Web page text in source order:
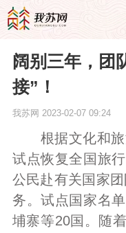
阔别三年，团
接”！
我苏网 2023-02-07 09:24
根据文化和旅
试点恢复全国旅
公民赴有关国家
务。试点国家名
埔寨等20国。随